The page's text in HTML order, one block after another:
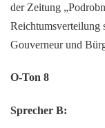
der Zeitung
Reichtumsverteilung
Gouverneur und
O-Ton 8
Sprecher B: